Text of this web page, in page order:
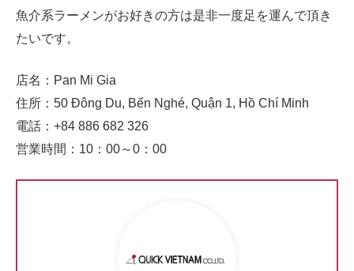
魚介系ラーメンがお好きの方は是非一度足を運んで頂き
たいです。
店名：Pan Mi Gia
住所：50 Đông Du, Bến Nghé, Quận 1, Hồ Chí Minh
電話：+84 886 682 326
営業時間：10：00～0：00